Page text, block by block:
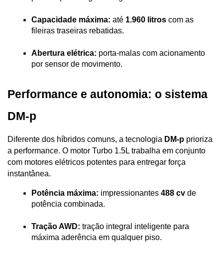
Capacidade máxima: até 1.960 litros com as
fileiras traseiras rebatidas.
Abertura elétrica: porta-malas com acionamento
por sensor de movimento.
Performance e autonomia: o sistema
DM-p
Diferente dos híbridos comuns, a tecnologia DM-p prioriza
a performance. O motor Turbo 1.5L trabalha em conjunto
com motores elétricos potentes para entregar força
instantânea.
Potência máxima: impressionantes 488 cv de
potência combinada.
Tração AWD: tração integral inteligente para
máxima aderência em qualquer piso.